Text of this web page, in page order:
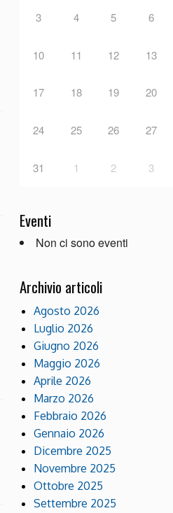
3 4 5 6
10 11 12 13
17 18 19 20
24 25 26 27
31 1 2 3
Eventi
Non ci sono eventi
Archivio articoli
Agosto 2026
Luglio 2026
Giugno 2026
Maggio 2026
Aprile 2026
Marzo 2026
Febbraio 2026
Gennaio 2026
Dicembre 2025
Novembre 2025
Ottobre 2025
Settembre 2025